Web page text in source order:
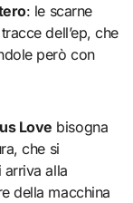
: le scarne
dell’ep, che
però con
Love bisogna
che si
alla
della macchina